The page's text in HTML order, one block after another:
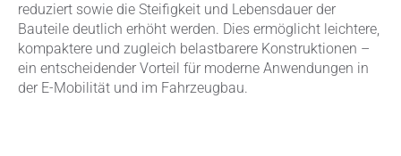
reduziert sowie die Steifigkeit und Lebensdauer der
Bauteile deutlich erhöht werden. Dies ermöglicht leichtere,
kompaktere und zugleich belastbarere Konstruktionen –
ein entscheidender Vorteil für moderne Anwendungen in
der E-Mobilität und im Fahrzeugbau.